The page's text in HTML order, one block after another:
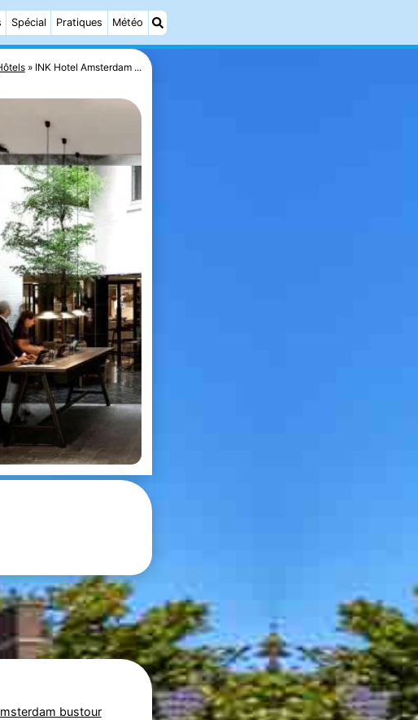
Spécial Pratiques Météo
INK Hotel Amsterdam ...
bustour